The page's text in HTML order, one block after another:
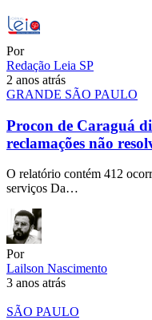
Por
Redação Leia SP
2 anos atrás
GRANDE SÃO PAULO
Procon de Caraguá
reclamações não
O relatório contém 412
serviços Da…
Por
Lailson Nascimento
3 anos atrás
SÃO PAULO